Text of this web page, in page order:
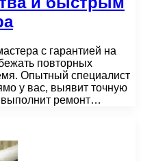
с гарантией на
повторных
Опытный специалист
у вас, выявит точную
выполнит ремонт…